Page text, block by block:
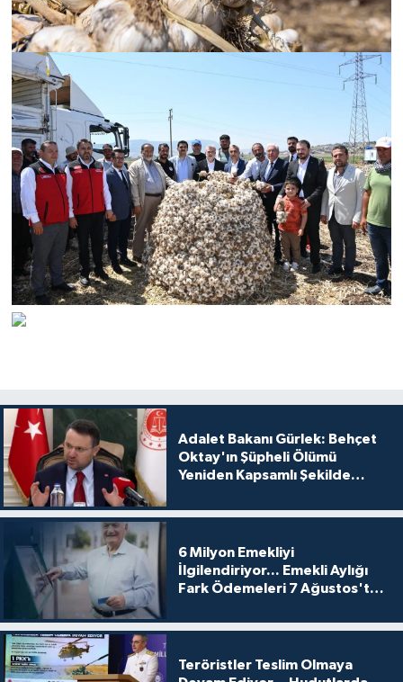
Adalet Bakanı Gürlek: Behçet
Oktay'ın Şüpheli Ölümü
Yeniden Kapsamlı Şekilde
6 Milyon Emekliyi
İlgilendiriyor... Emekli Aylığı
Fark Ödemeleri 7 Ağustos'ta
Teröristler Teslim Olmaya